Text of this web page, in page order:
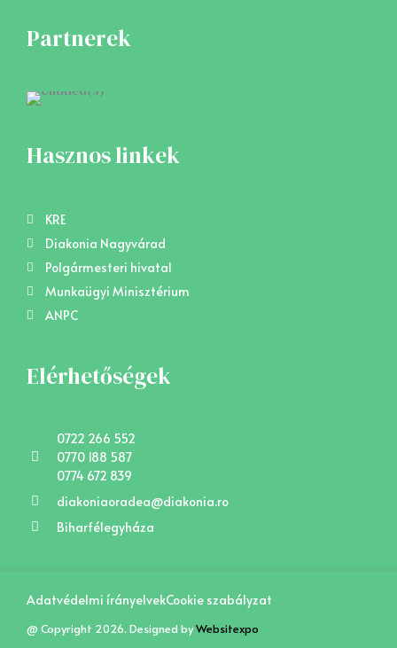
e
b
k
Partnerek
Hasznos linkek
KRE
Diakonia Nagyvárad
Polgármesteri hivatal
Munkaügyi Minisztérium
ANPC
Elérhetőségek
0722 266 552
0770 188 587
0774 672 839
diakoniaoradea@diakonia.ro
Biharfélegyháza
Adatvédelmi írányelvekCookie szabályzat
@ Copyright 2026. Designed byWebsitexpo